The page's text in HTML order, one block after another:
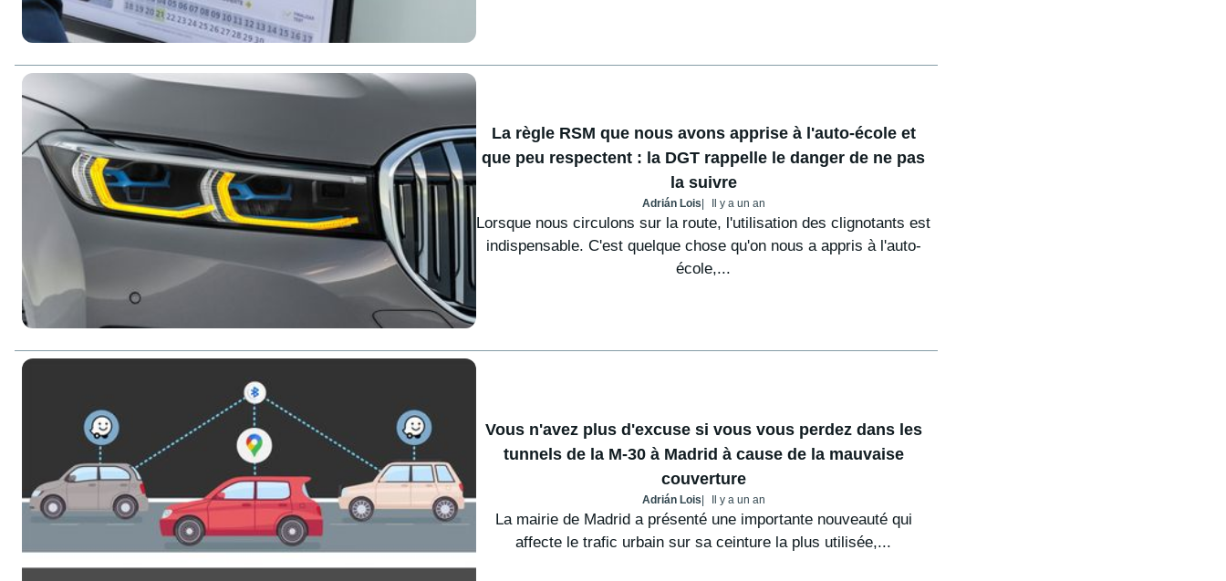
La règle RSM que nous avons apprise à l'auto-école et
que peu respectent : la DGT rappelle le danger de ne pas
la suivre
Adrián Lois Il y a un an
Lorsque nous circulons sur la route, l'utilisation des clignotants est
indispensable. C'est quelque chose qu'on nous a appris à l'auto-
école,...
Vous n'avez plus d'excuse si vous vous perdez dans les
tunnels de la M-30 à Madrid à cause de la mauvaise
couverture
Adrián Lois Il y a un an
La mairie de Madrid a présenté une importante nouveauté qui
affecte le trafic urbain sur sa ceinture la plus utilisée,...